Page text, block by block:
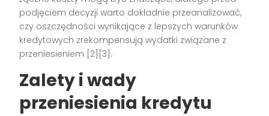
podjęciem decyzji warto dokładnie przeanalizować,
czy oszczędności wynikające z lepszych warunków
kredytowych zrekompensują wydatki związane z
przeniesieniem [2][3].
Zalety i wady
przeniesienia kredytu